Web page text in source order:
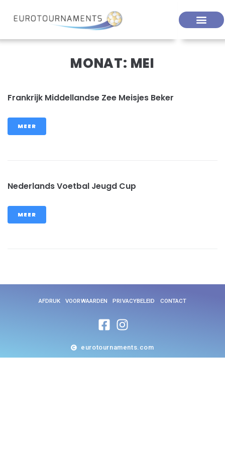
MONAT: MEI
Frankrijk Middellandse Zee Meisjes Beker
MEER
Nederlands Voetbal Jeugd Cup
MEER
AFDRUK VOORWAARDEN PRIVACYBELEID CONTACT
eurotournaments.com